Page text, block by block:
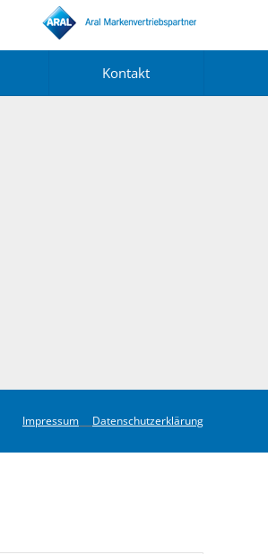
Kontakt
Impressum Datenschutzerklärung